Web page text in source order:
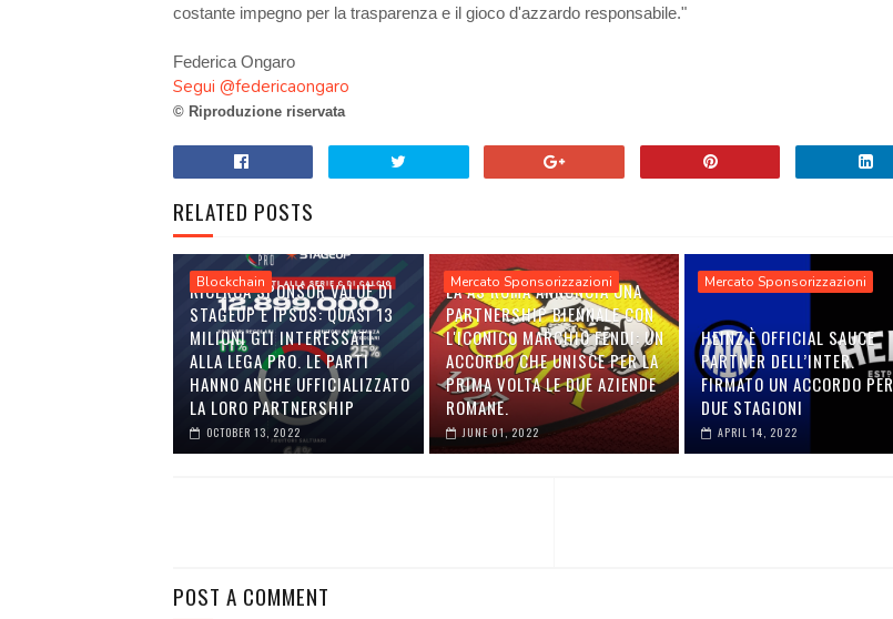
costante impegno per la trasparenza e il gioco d'azzardo responsabile."
Federica Ongaro
Segui @federicaongaro
© Riproduzione riservata
RELATED POSTS
Blockchain
RICERCA SPONSOR VALUE DI
STAGEUP E IPSOS: QUASI 13
MILIONI GLI INTERESSATI
ALLA LEGA PRO. LE PARTI
HANNO ANCHE UFFICIALIZZATO
LA LORO PARTNERSHIP
OCTOBER 13, 2022
Mercato Sponsorizzazioni
LA AS ROMA ANNUNCIA UNA
PARTNERSHIP BIENNALE CON
L'ICONICO MARCHIO FENDI: UN
ACCORDO CHE UNISCE PER LA
PRIMA VOLTA LE DUE AZIENDE
ROMANE.
JUNE 01, 2022
Mercato Sponsorizzazioni
HEINZ È OFFICIAL SAUCE
PARTNER DELL’INTER.
FIRMATO UN ACCORDO PER
DUE STAGIONI
APRIL 14, 2022
POST A COMMENT